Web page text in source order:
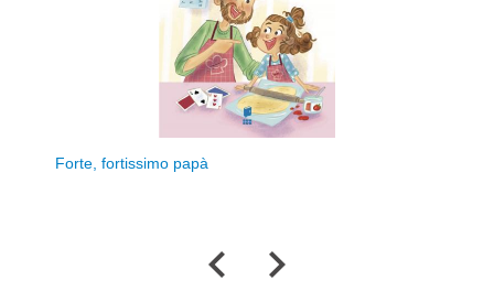
Forte, fortissimo papà